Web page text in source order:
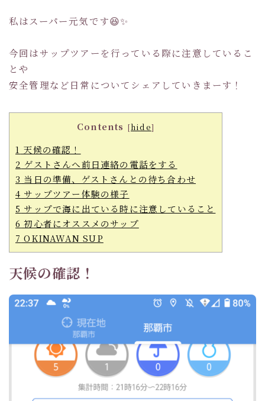
私はスーパー元気です😆✨
今回はサップツアーを行っている際に注意しているこ
とや
安全管理など日常についてシェアしていきまーす！
Contents [hide]
1 天候の確認！
2 ゲストさんへ前日連絡の電話をする
3 当日の準備、ゲストさんとの待ち合わせ
4 サップツアー体験の様子
5 サップで海に出ている時に注意していること
6 初心者にオススメのサップ
7 OKINAWAN SUP
天候の確認！